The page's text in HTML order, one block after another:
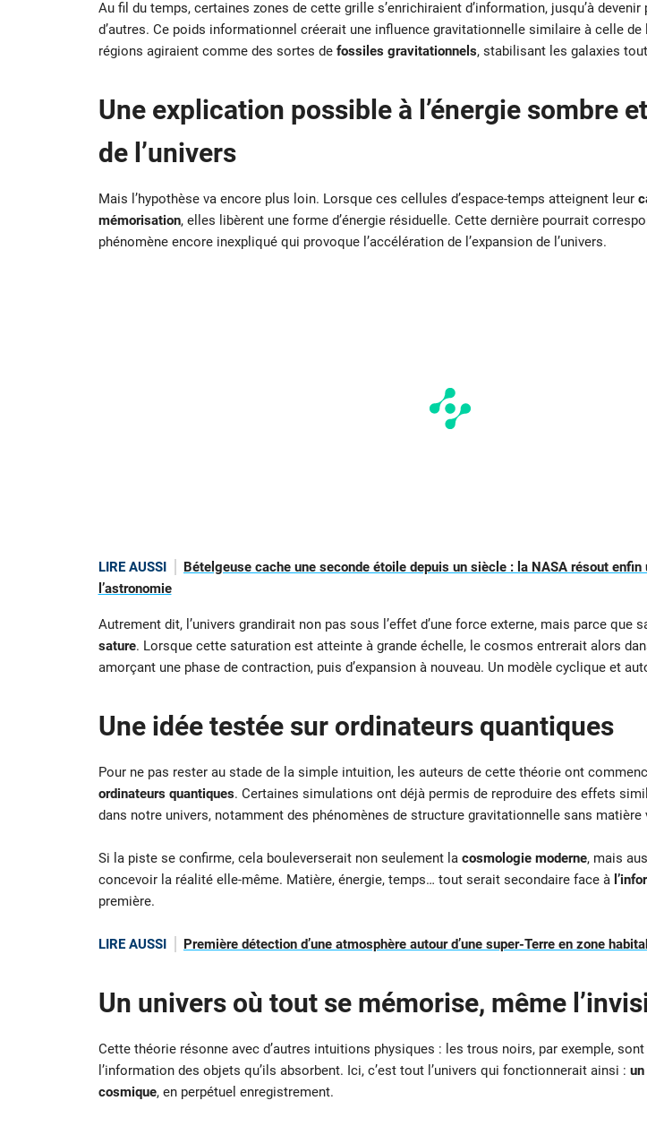
Au fil du temps, certaines zones de cette grille s’enrichiraient d’information, jusqu’à devenir
d’autres. Ce poids informationnel créerait une influence gravitationnelle similaire à celle de
régions agiraient comme des sortes de fossiles gravitationnels, stabilisant les galaxies
Une explication possible à l’énergie sombre
de l’univers
Mais l’hypothèse va encore plus loin. Lorsque ces cellules d’espace-temps atteignent leur
mémorisation, elles libèrent une forme d’énergie résiduelle. Cette dernière pourrait
phénomène encore inexpliqué qui provoque l’accélération de l’expansion de l’univers.
LIRE AUSSI
Bételgeuse cache une seconde étoile depuis un siècle : la NASA résout enfin
l’astronomie
Autrement dit, l’univers grandirait non pas sous l’effet d’une force externe, mais parce que
sature. Lorsque cette saturation est atteinte à grande échelle, le cosmos entrerait alors
amorçant une phase de contraction, puis d’expansion à nouveau. Un modèle cyclique et
Une idée testée sur ordinateurs quantiques
Pour ne pas rester au stade de la simple intuition, les auteurs de cette théorie ont
ordinateurs quantiques. Certaines simulations ont déjà permis de reproduire des effets
dans notre univers, notamment des phénomènes de structure gravitationnelle sans matière
Si la piste se confirme, cela bouleverserait non seulement la cosmologie moderne, mais
concevoir la réalité elle-même. Matière, énergie, temps… tout serait secondaire face à
première.
LIRE AUSSI Première détection d’une atmosphère autour d’une super-Terre en zone
Un univers où tout se mémorise, même
Cette théorie résonne avec d’autres intuitions physiques : les trous noirs, par exemple,
l’information des objets qu’ils absorbent. Ici, c’est tout l’univers qui fonctionnerait ainsi :
cosmique, en perpétuel enregistrement.